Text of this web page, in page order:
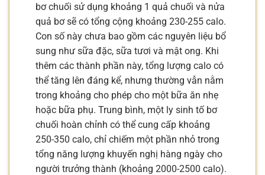
bơ chuối sử dụng khoảng 1 quả chuối và nửa
quả bơ sẽ có tổng cộng khoảng 230-255 calo.
Con số này chưa bao gồm các nguyên liệu bổ
sung như sữa đặc, sữa tươi và mật ong. Khi
thêm các thành phần này, tổng lượng calo có
thể tăng lên đáng kể, nhưng thường vẫn nằm
trong khoảng cho phép cho một bữa ăn nhẹ
hoặc bữa phụ. Trung bình, một ly sinh tố bơ
chuối hoàn chỉnh có thể cung cấp khoảng
250-350 calo, chỉ chiếm một phần nhỏ trong
tổng năng lượng khuyến nghị hàng ngày cho
người trưởng thành (khoảng 2000-2500 calo).